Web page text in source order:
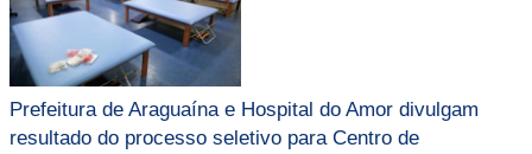
Prefeitura de Araguaína e Hospital do Amor divulgam
resultado do processo seletivo para Centro de